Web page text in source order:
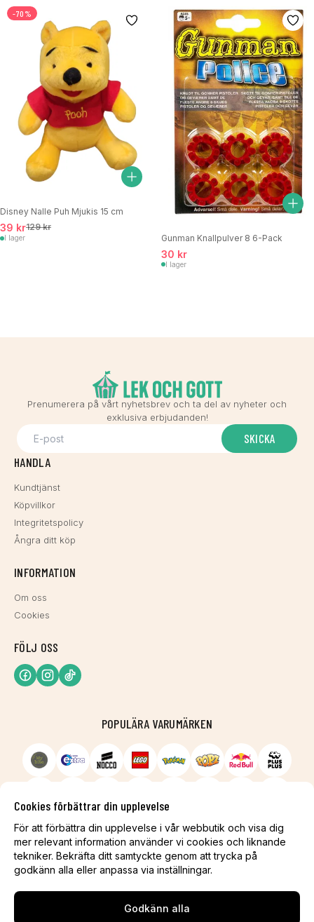
Cookies förbättrar din upplevelse
För att förbättra din upplevelse i vår webbutik och visa dig
mer relevant information använder vi cookies och liknande
tekniker. Bekräfta ditt samtyckte genom att trycka på
godkänn alla eller anpassa via inställningar.
Godkänn alla
-70%
Disney Nalle Puh Mjukis 15 cm
39 kr129 kr
I lager Gunman Knallpulver 8 6-Pack
30 kr
I lager
Prenumerera på vårt nyhetsbrev och ta del av nyheter och
exklusiva erbjudanden!
SKICKA
HANDLA
Kundtjänst
Köpvillkor
Integritetspolicy
Ångra ditt köp
INFORMATION
Om oss
Cookies
FÖLJ OSS
POPULÄRA VARUMÄRKEN